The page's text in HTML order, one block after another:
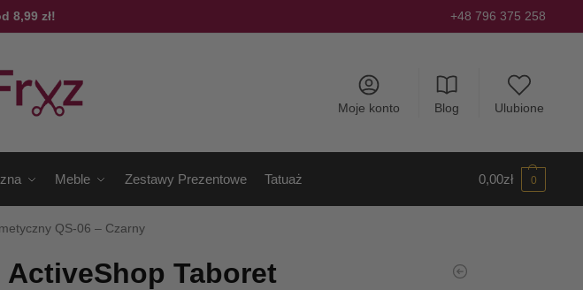
8,99 zł! +48 796 375 258
Moje konto Blog Ulubione
Meble Zestawy Prezentowe Tatuaż 0,00zł 0
QS-06 – Czarny
ActiveShop Taboret